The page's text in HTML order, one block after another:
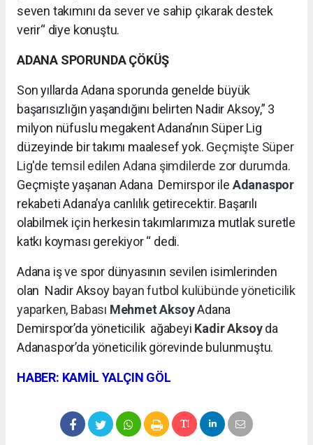
seven takımını da sever ve sahip çıkarak destek
verir“ diye konuştu.
ADANA SPORUNDA ÇÖKÜŞ
Son yıllarda Adana sporunda genelde büyük
başarısızlığın yaşandığını belirten Nadir Aksoy,” 3
milyon nüfuslu megakent Adana’nın Süper Lig
düzeyinde bir takımı maalesef yok. Geçmişte Süper
Lig'de temsil edilen Adana şimdilerde zor durumda.
Geçmişte yaşanan Adana Demirspor ile Adanaspor
rekabeti Adana’ya canlılık getirecektir. Başarılı
olabilmek için herkesin takımlarımıza mutlak suretle
katkı koyması gerekiyor “ dedi.
Adana iş ve spor dünyasının sevilen isimlerinden
olan Nadir Aksoy bayan futbol kulübünde yöneticilik
yaparken, Babası Mehmet AksoyAdana
Demirspor’da yöneticilik ağabeyi Kadir Aksoyda
Adanaspor’da yöneticilik görevinde bulunmuştu.
HABER: KAMİL YALÇIN GÖL